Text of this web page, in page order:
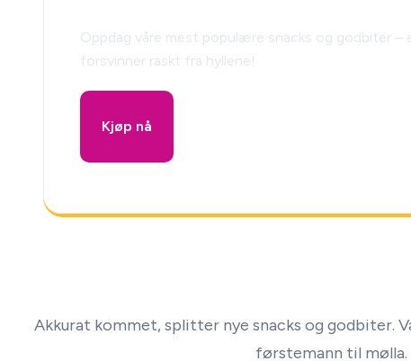
Oppdag våre mest populære snacks og godbiter –
forsvinner raskt fra hyllene!
Kjøp nå
Akkurat kommet, splitter nye snacks og godbiter.
førstemann til mølla.